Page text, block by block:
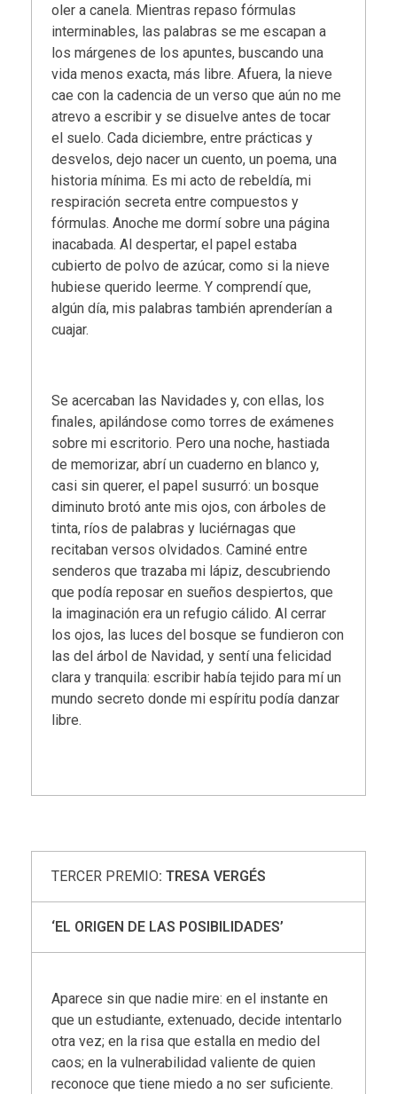
oler a canela. Mientras repaso fórmulas
interminables, las palabras se me escapan a
los márgenes de los apuntes, buscando una
vida menos exacta, más libre. Afuera, la nieve
cae con la cadencia de un verso que aún no me
atrevo a escribir y se disuelve antes de tocar
el suelo. Cada diciembre, entre prácticas y
desvelos, dejo nacer un cuento, un poema, una
historia mínima. Es mi acto de rebeldía, mi
respiración secreta entre compuestos y
fórmulas. Anoche me dormí sobre una página
inacabada. Al despertar, el papel estaba
cubierto de polvo de azúcar, como si la nieve
hubiese querido leerme. Y comprendí que,
algún día, mis palabras también aprenderían a
cuajar.
Se acercaban las Navidades y, con ellas, los
finales, apilándose como torres de exámenes
sobre mi escritorio. Pero una noche, hastiada
de memorizar, abrí un cuaderno en blanco y,
casi sin querer, el papel susurró: un bosque
diminuto brotó ante mis ojos, con árboles de
tinta, ríos de palabras y luciérnagas que
recitaban versos olvidados. Caminé entre
senderos que trazaba mi lápiz, descubriendo
que podía reposar en sueños despiertos, que
la imaginación era un refugio cálido. Al cerrar
los ojos, las luces del bosque se fundieron con
las del árbol de Navidad, y sentí una felicidad
clara y tranquila: escribir había tejido para mí un
mundo secreto donde mi espíritu podía danzar
libre.
TERCER PREMIO: TRESA VERGÉS
‘EL ORIGEN DE LAS POSIBILIDADES’
Aparece sin que nadie mire: en el instante en
que un estudiante, extenuado, decide intentarlo
otra vez; en la risa que estalla en medio del
caos; en la vulnerabilidad valiente de quien
reconoce que tiene miedo a no ser suficiente.